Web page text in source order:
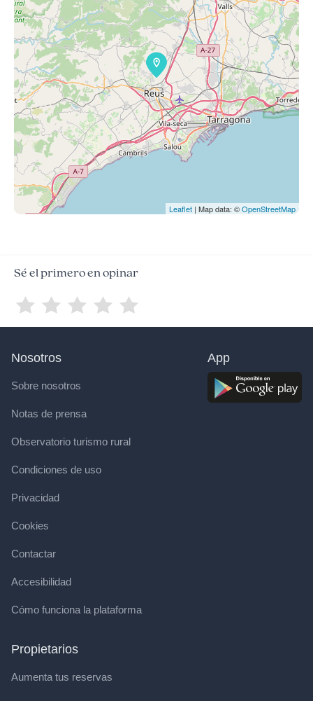
Leaflet | Map data: ©OpenStreetMap
Sé el primero en opinar
Nosotros
Sobre nosotros
Notas de prensa
Observatorio turismo rural
Condiciones de uso
Privacidad
Cookies
Contactar
Accesibilidad
Cómo funciona la plataforma
Propietarios
Aumenta tus reservas
App